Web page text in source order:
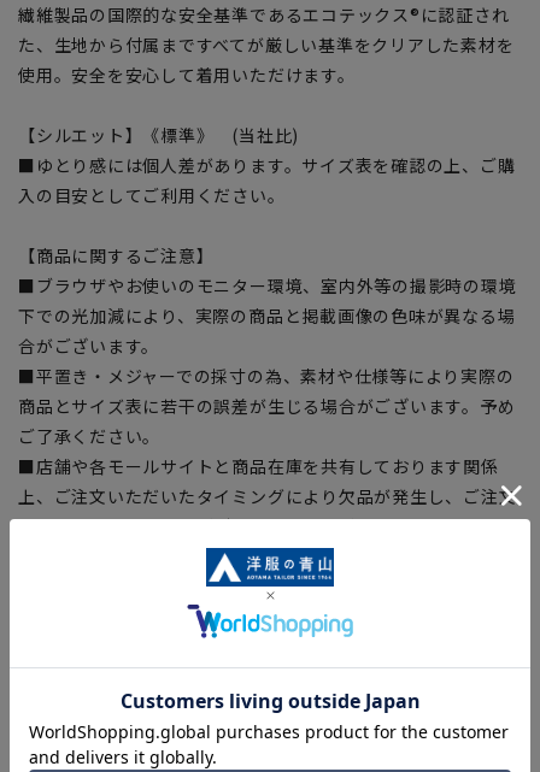
繊維製品の国際的な安全基準であるエコテックス®に認証され
た、生地から付属まですべてが厳しい基準をクリアした素材を
使用。安全を安心して着用いただけます。
【シルエット】《標準》 (当社比)
■ゆとり感には個人差があります。サイズ表を確認の上、ご購
入の目安としてご利用ください。
【商品に関するご注意】
■ブラウザやお使いのモニター環境、室内外等の撮影時の環境
下での光加減により、実際の商品と掲載画像の色味が異なる場
合がございます。
■平置き・メジャーでの採寸の為、素材や仕様等により実際の
商品とサイズ表に若干の誤差が生じる場合がございます。予め
ご了承ください。
■店舗や各モールサイトと商品在庫を共有しております関係
上、ご注文いただいたタイミングにより欠品が発生し、ご注文
を完了できない場合がございます。予めご了承ください。（お
急ぎ発送のご注文につきましても、ご注文のタイミングによっ
てはお急ぎ発送サービスを選択できない場合がございます。)